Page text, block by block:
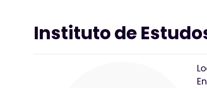
Instituto de